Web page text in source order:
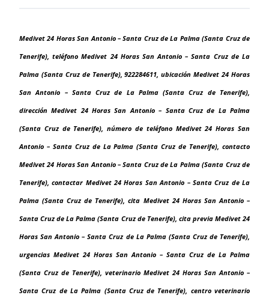
Medivet 24 Horas San Antonio – Santa Cruz de La Palma (Santa Cruz de
Tenerife), teléfono Medivet 24 Horas San Antonio – Santa Cruz de La
Palma (Santa Cruz de Tenerife), 922284611, ubicación Medivet 24 Horas
San Antonio – Santa Cruz de La Palma (Santa Cruz de Tenerife),
dirección Medivet 24 Horas San Antonio – Santa Cruz de La Palma
(Santa Cruz de Tenerife), número de teléfono Medivet 24 Horas San
Antonio – Santa Cruz de La Palma (Santa Cruz de Tenerife), contacto
Medivet 24 Horas San Antonio – Santa Cruz de La Palma (Santa Cruz de
Tenerife), contactar Medivet 24 Horas San Antonio – Santa Cruz de La
Palma (Santa Cruz de Tenerife), cita Medivet 24 Horas San Antonio –
Santa Cruz de La Palma (Santa Cruz de Tenerife), cita previa Medivet 24
Horas San Antonio – Santa Cruz de La Palma (Santa Cruz de Tenerife),
urgencias Medivet 24 Horas San Antonio – Santa Cruz de La Palma
(Santa Cruz de Tenerife), veterinario Medivet 24 Horas San Antonio –
Santa Cruz de La Palma (Santa Cruz de Tenerife), centro veterinario